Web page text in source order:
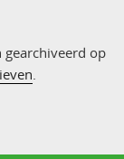
op
.